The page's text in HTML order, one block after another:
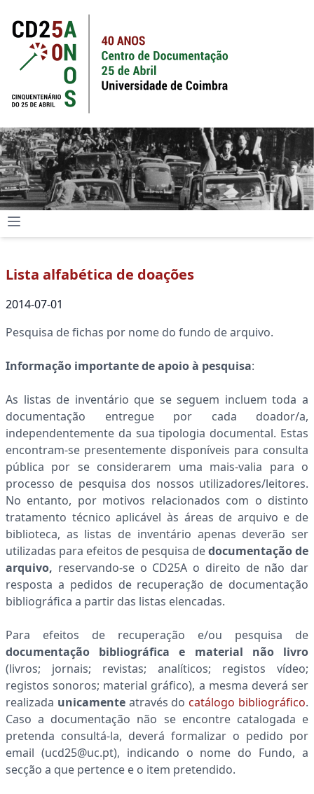
Lista alfabética de doações
2014-07-01
Pesquisa de fichas por nome do fundo de arquivo.
Informação importante de apoio à pesquisa:
As listas de inventário que se seguem incluem toda a
documentação entregue por cada doador/a,
independentemente da sua tipologia documental. Estas
encontram-se presentemente disponíveis para consulta
pública por se considerarem uma mais-valia para o
processo de pesquisa dos nossos utilizadores/leitores.
No entanto, por motivos relacionados com o distinto
tratamento técnico aplicável às áreas de arquivo e de
biblioteca, as listas de inventário apenas deverão ser
utilizadas para efeitos de pesquisa dedocumentação de
arquivo, reservando-se o CD25A o direito de não dar
resposta a pedidos de recuperação de documentação
bibliográfica a partir das listas elencadas.
Para efeitos de recuperação e/ou pesquisa de
documentação bibliográfica e material não livro
(livros; jornais; revistas; analíticos; registos vídeo;
registos sonoros; material gráfico), a mesma deverá ser
realizada unicamenteatravés docatálogo bibliográfico.
Caso a documentação não se encontre catalogada e
pretenda consultá-la, deverá formalizar o pedido por
email (ucd25@uc.pt), indicando o nome do Fundo, a
secção a que pertence e o item pretendido.